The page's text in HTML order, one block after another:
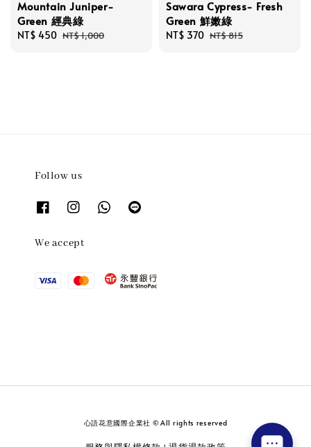
Mountain Juniper-
Green 經典綠
Sale
NT$ 450 Regular
NT$ 1,000
Sawara Cypress- Fresh
Green 鮮嫩綠
Sale
NT$ 370 Regular
NT$ 815
Follow us
We accept
心語花意國際企業社 © All rights reserved